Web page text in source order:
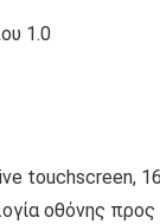
1.0
touchscreen,
οθόνης